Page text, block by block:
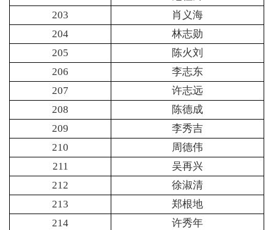
203
肖义海
204
林志勋
205
陈火刘
206
李志东
207
许志远
208
陈德成
209
李秀吉
210
周德伟
211
吴再兴
212
徐淑清
213
郑根地
214
许秀年